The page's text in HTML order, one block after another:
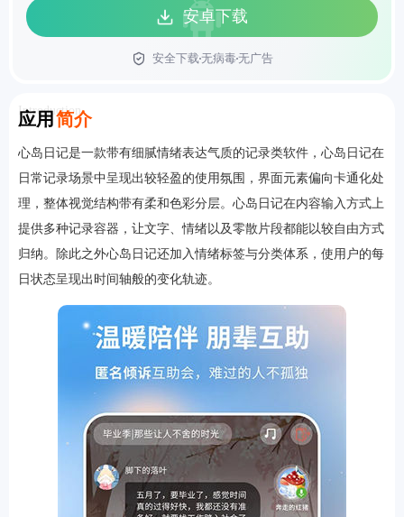
安卓下载
安全下载无病毒无广告
应用 简介
Introduction
心岛日记是一款带有细腻情绪表达气质的记录类软件，心岛日记在
日常记录场景中呈现出较轻盈的使用氛围，界面元素偏向卡通化处
理，整体视觉结构带有柔和色彩分层。心岛日记在内容输入方式上
提供多种记录容器，让文字、情绪以及零散片段都能以较自由方式
归纳。除此之外心岛日记还加入情绪标签与分类体系，使用户的每
日状态呈现出时间轴般的变化轨迹。